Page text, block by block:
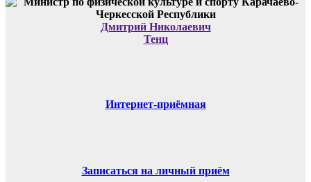
Дмитрий Николаевич
Тенц
Интернет-приёмная
Записаться на личный приём